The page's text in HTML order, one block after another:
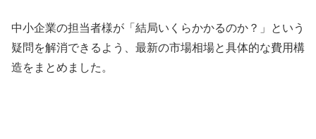
中小企業の担当者様が「結局いくらかかるのか？」という
疑問を解消できるよう、最新の市場相場と具体的な費用構
造をまとめました。